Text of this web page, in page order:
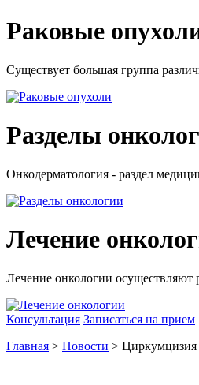
Раковые
Существует большая группа
Разделы
Онкодерматология - раздел
Лечение
Лечение онкологии осуществляют
Консультация Записаться на прием
Главная > Новости > Циркумцизия